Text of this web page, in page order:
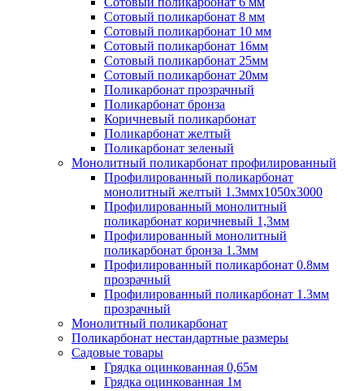
Сотовый поликарбонат 8 мм
Сотовый поликарбонат 10 мм
Сотовый поликарбонат 16мм
Сотовый поликарбонат 25мм
Сотовый поликарбонат 20мм
Поликарбонат прозрачный
Поликарбонат бронза
Коричневый поликарбонат
Поликарбонат желтый
Поликарбонат зеленый
Монолитный поликарбонат профилированный
Профилированный поликарбонат
монолитный желтый 1.3ммх1050х3000
Профилированный монолитный
поликарбонат коричневый 1,3мм
Профилированный монолитный
поликарбонат бронза 1.3мм
Профилированный поликарбонат 0.8мм
прозрачный
Профилированный поликарбонат 1.3мм
прозрачный
Монолитный поликарбонат
Поликарбонат нестандартные размеры
Садовые товары
Грядка оцинкованная 0,65м
Грядка оцинкованная 1м